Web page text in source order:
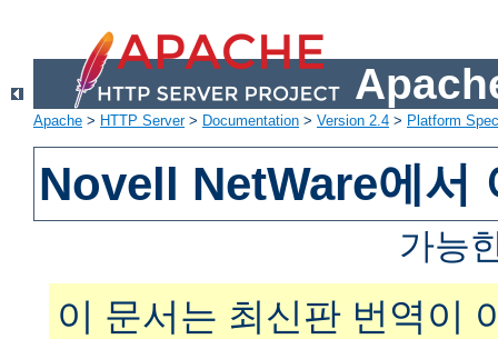
Apache > HTTP Server> Documentation > Version 2.4 > Platform
Novell NetWare에서
가능
이 문서는 최신판 번역이